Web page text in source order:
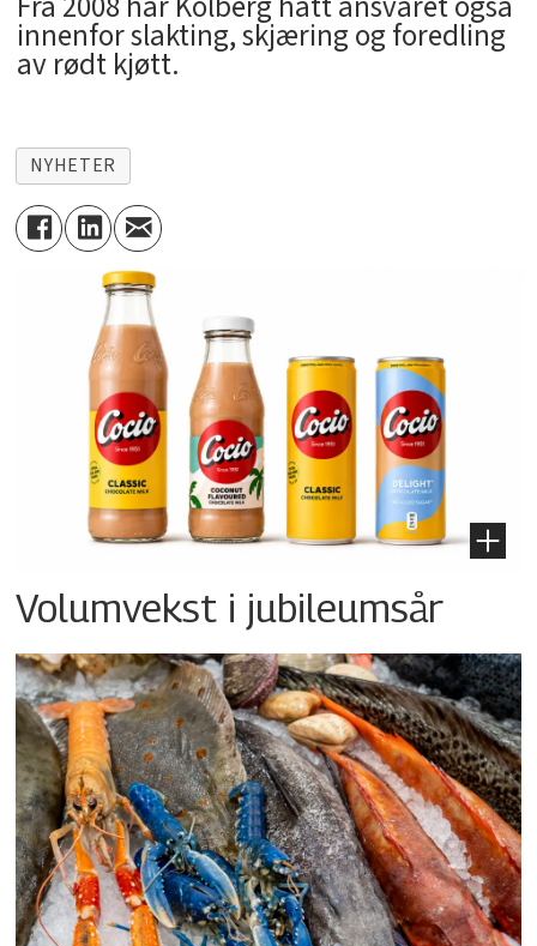
innenfor slakting, skjæring og foredling
av rødt kjøtt.
NYHETER
Volumvekst i jubileumsår